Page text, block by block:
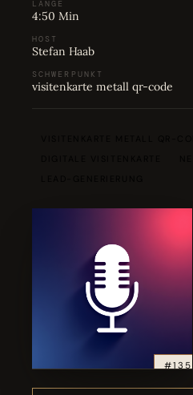
LÄNGE
4:50 Min
HOST
Stefan Haab
SCHWERPUNKT
visitenkarte metall qr-code
#135